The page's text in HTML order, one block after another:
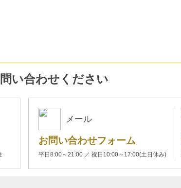
い合わせください
メール
お問い合わせフォーム
平日8:00～21:00 ／ 祝日10:00～17:00(土日休み)